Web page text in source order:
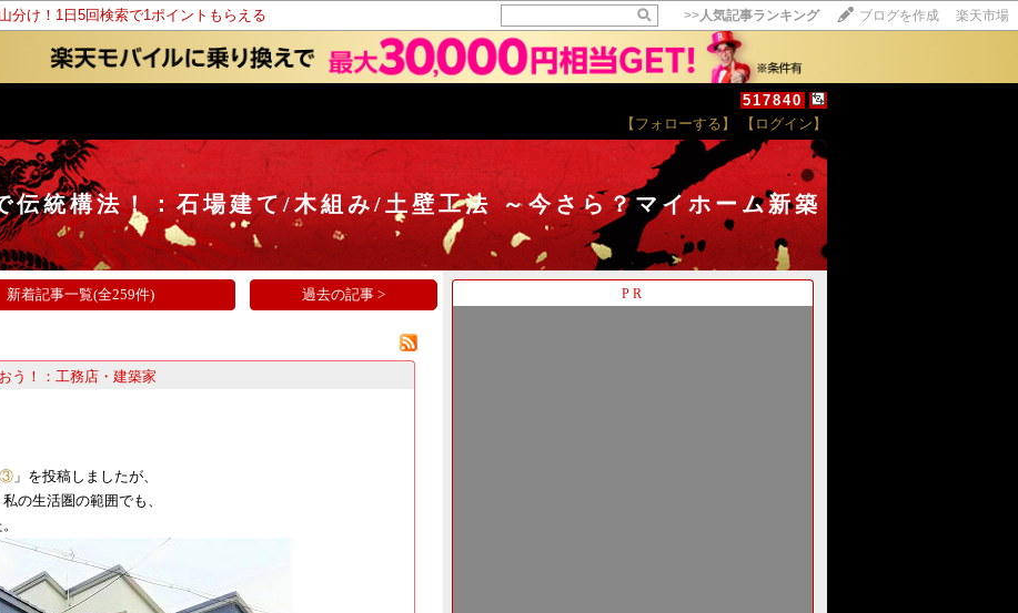
分け！1日5回検索で1ポイントもらえる >>人気記事ランキング ブログを作成 楽天市場
517840
【フォローする】 【ログイン】
伝統構法！：石場建て/木組み/土壁工法 ～今さら？マイホーム新築
15記事にいいね！で1ポイント
10秒滞在
いいね!
新着記事一覧(全259件) 過去の記事 >
う！：工務店・建築家
③ ​​」を投稿しましたが、
の生活圏の範囲でも、
PR